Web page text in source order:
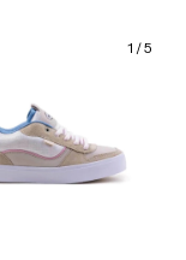
1 /5